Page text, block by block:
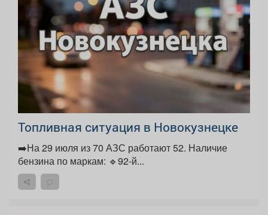
Топливная ситуация в Новокузнецке
➡️На 29 июля из 70 АЗС работают 52. Наличие
бензина по маркам: 🔹92-й...